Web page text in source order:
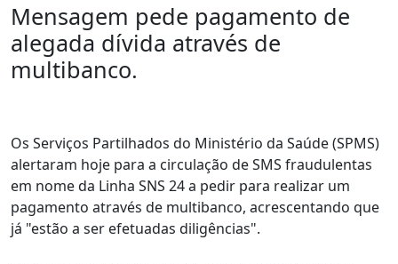
Mensagem pede pagamento de
alegada dívida através de
multibanco.
Os Serviços Partilhados do Ministério da Saúde (SPMS)
alertaram hoje para a circulação de SMS fraudulentas
em nome da Linha SNS 24 a pedir para realizar um
pagamento através de multibanco, acrescentando que
já "estão a ser efetuadas diligências".